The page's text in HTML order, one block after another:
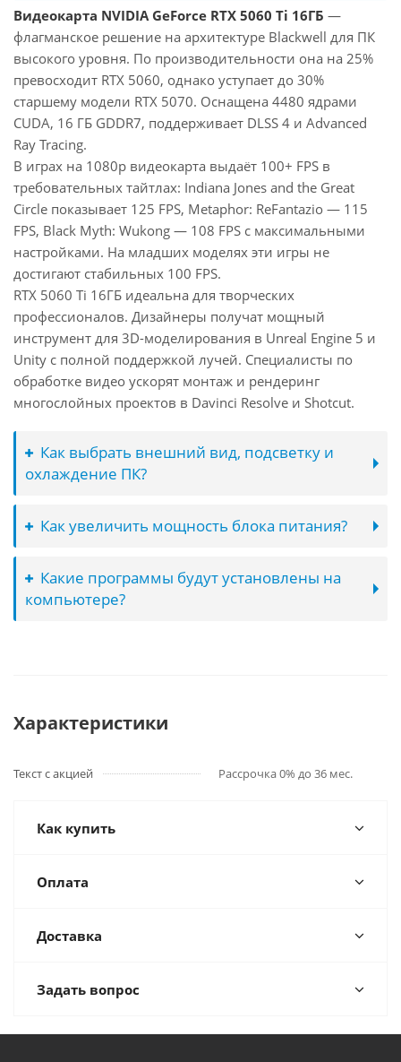
Видеокарта NVIDIA GeForce RTX 5060 Ti 16ГБ —
флагманское решение на архитектуре Blackwell для ПК
высокого уровня. По производительности она на 25%
превосходит RTX 5060, однако уступает до 30%
старшему модели RTX 5070. Оснащена 4480 ядрами
CUDA, 16 ГБ GDDR7, поддерживает DLSS 4 и Advanced
Ray Tracing.
В играх на 1080p видеокарта выдаёт 100+ FPS в
требовательных тайтлах: Indiana Jones and the Great
Circle показывает 125 FPS, Metaphor: ReFantazio — 115
FPS, Black Myth: Wukong — 108 FPS с максимальными
настройками. На младших моделях эти игры не
достигают стабильных 100 FPS.
RTX 5060 Ti 16ГБ идеальна для творческих
профессионалов. Дизайнеры получат мощный
инструмент для 3D-моделирования в Unreal Engine 5 и
Unity с полной поддержкой лучей. Специалисты по
обработке видео ускорят монтаж и рендеринг
многослойных проектов в Davinci Resolve и Shotcut.
Как выбрать внешний вид, подсветку и
охлаждение ПК?
Как увеличить мощность блока питания?
Какие программы будут установлены на
компьютере?
Характеристики
Текст с акцией Рассрочка 0% до 36 мес.
Как купить
Оплата
Доставка
Задать вопрос